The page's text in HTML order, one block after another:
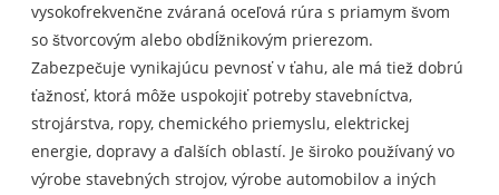
vysokofrekvenčne zváraná oceľová rúra s priamym švom
so štvorcovým alebo obdĺžnikovým prierezom.
Zabezpečuje vynikajúcu pevnosť v ťahu, ale má tiež dobrú
ťažnosť, ktorá môže uspokojiť potreby stavebníctva,
strojárstva, ropy, chemického priemyslu, elektrickej
energie, dopravy a ďalších oblastí. Je široko používaný vo
výrobe stavebných strojov, výrobe automobilov a iných